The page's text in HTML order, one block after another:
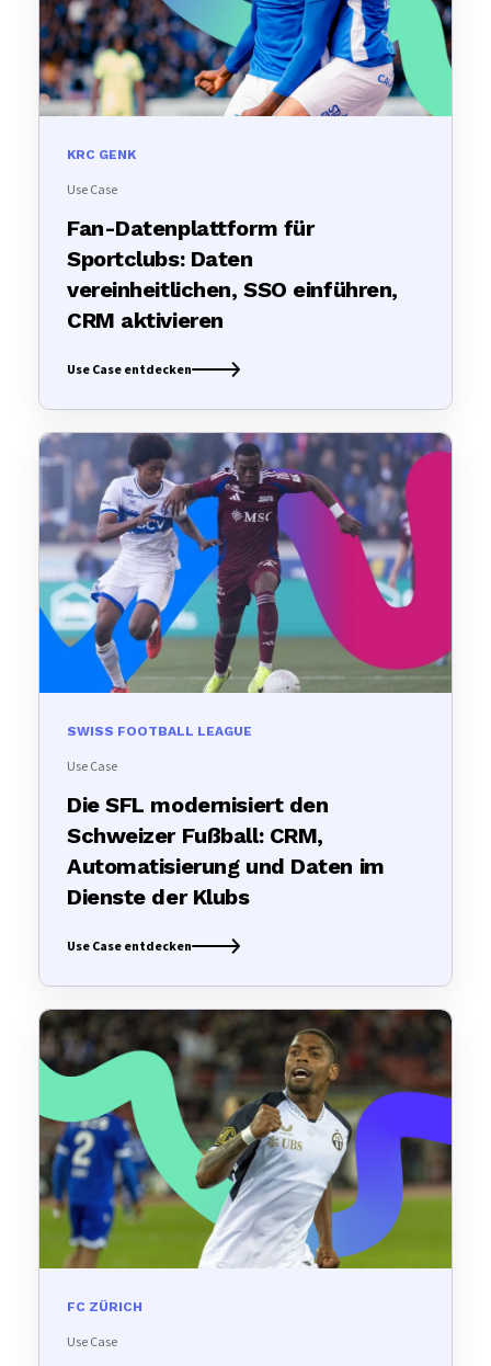
KRC GENK
Use Case
Fan-Datenplattform für
Sportclubs: Daten
vereinheitlichen, SSO einführen,
CRM aktivieren
Use Case entdecken
SWISS FOOTBALL LEAGUE
Use Case
Die SFL modernisiert den
Schweizer Fußball: CRM,
Automatisierung und Daten im
Dienste der Klubs
Use Case entdecken
FC ZÜRICH
Use Case